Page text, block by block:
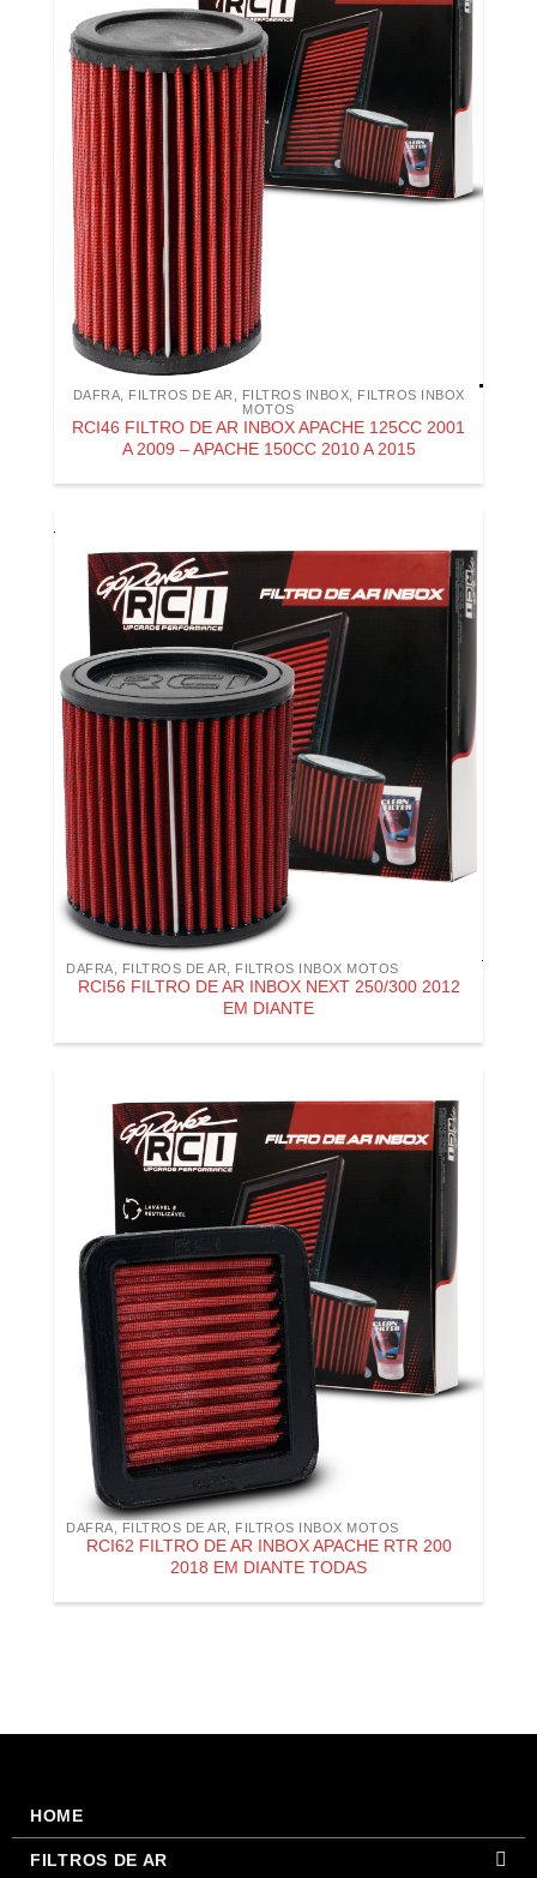
DAFRA FILTROS DE AR FILTROS INBOX
FILTROS INBOX
MOTOS
RCI46 FILTRO DE AR INBOX APACHE 125CC 2001
A 2009 – APACHE 150CC 2010 A 2015
DAFRA FILTROS DE AR FILTROS INBOX MOTOS
RCI56 FILTRO DE AR INBOX NEXT 250/300 2012
EM DIANTE
DAFRA FILTROS DE AR FILTROS INBOX MOTOS
RCI62 FILTRO DE AR INBOX APACHE RTR 200
2018 EM DIANTE TODAS
HOME
FILTROS DE AR